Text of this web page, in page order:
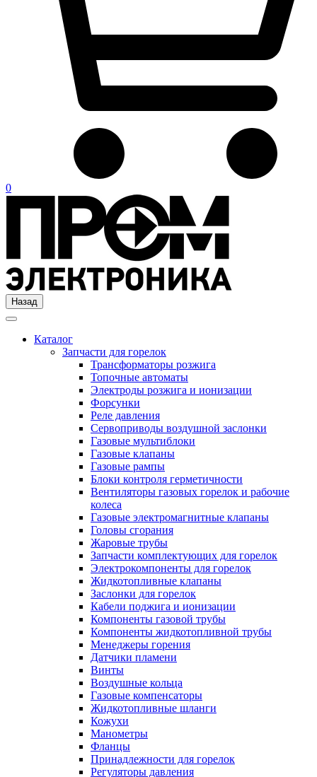
0
Назад
Каталог
Запчасти для горелок
Трансформаторы розжига
Топочные автоматы
Электроды розжига и ионизации
Форсунки
Реле давления
Сервоприводы воздушной заслонки
Газовые мультиблоки
Газовые клапаны
Газовые рампы
Блоки контроля герметичности
Вентиляторы газовых горелок и рабочие
колеса
Газовые электромагнитные клапаны
Головы сгорания
Жаровые трубы
Запчасти комплектующих для горелок
Электрокомпоненты для горелок
Жидкотопливные клапаны
Заслонки для горелок
Кабели поджига и ионизации
Компоненты газовой трубы
Компоненты жидкотопливной трубы
Менеджеры горения
Датчики пламени
Винты
Воздушные кольца
Газовые компенсаторы
Жидкотопливные шланги
Кожухи
Манометры
Фланцы
Принадлежности для горелок
Регуляторы давления